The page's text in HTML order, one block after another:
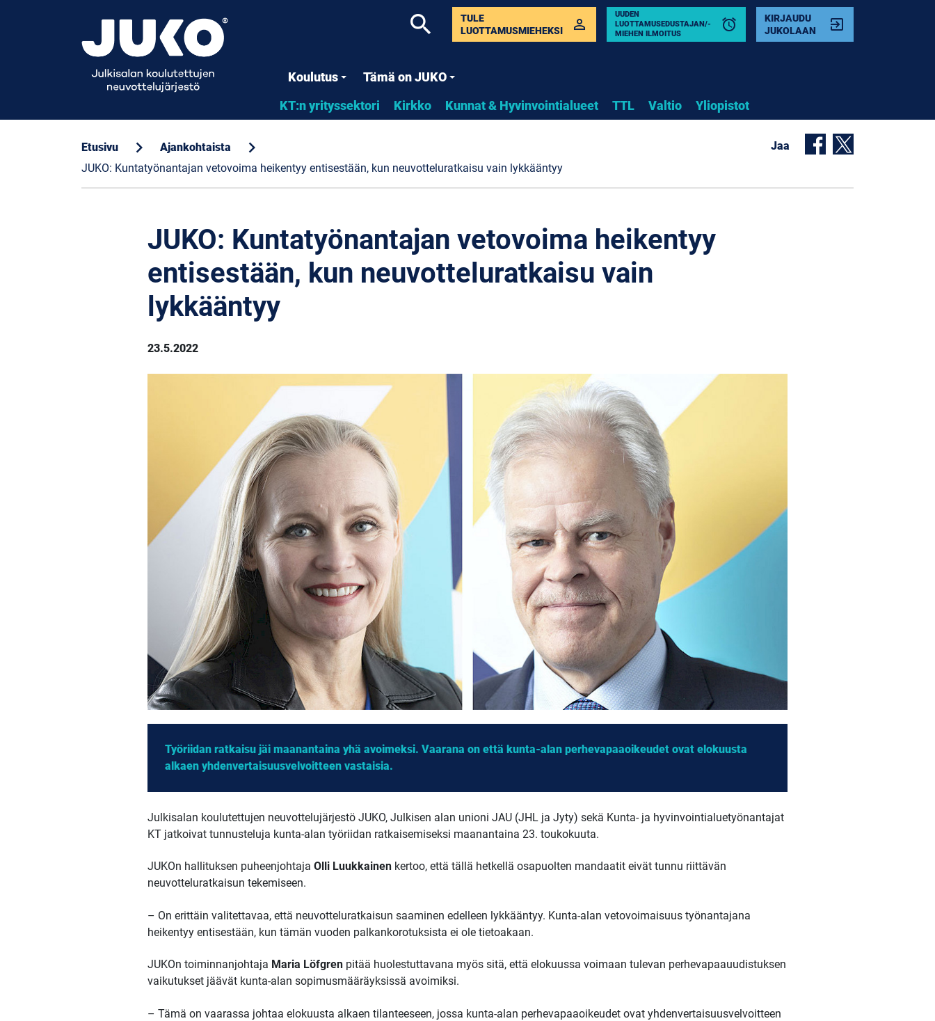
Koulutus
Tämä on JUKO
KT:n yrityssektori
Kirkko Kunnat & Hyvinvointialueet TTL Valtio Yliopistot
TULE
LUOTTAMUSMIEHEKSI
perm_identity
UUDEN
LUOTTAMUSEDUSTAJAN/-
MIEHEN ILMOITUS
alarm
KIRJAUDU
JUKOLAAN
exit_to_app
search
Etusivu chevron_right Ajankohtaista chevron_right
JUKO: Kuntatyönantajan vetovoima heikentyy entisestään, kun neuvotteluratkaisu vain lykkääntyy
Jaa
JUKO: Kuntatyönantajan vetovoima heikentyy
entisestään, kun neuvotteluratkaisu vain
lykkääntyy
23.5.2022
Työriidan ratkaisu jäi maanantaina yhä avoimeksi. Vaarana on että kunta-alan perhevapaaoikeudet ovat elokuusta
alkaen yhdenvertaisuusvelvoitteen vastaisia.
Julkisalan koulutettujen neuvottelujärjestö JUKO, Julkisen alan unioni JAU (JHL ja Jyty) sekä Kunta- ja hyvinvointialuetyönantajat
KT jatkoivat tunnusteluja kunta-alan työriidan ratkaisemiseksi maanantaina 23. toukokuuta.
JUKOn hallituksen puheenjohtaja Olli Luukkainenkertoo, että tällä hetkellä osapuolten mandaatit eivät tunnu riittävän
neuvotteluratkaisun tekemiseen.
– On erittäin valitettavaa, että neuvotteluratkaisun saaminen edelleen lykkääntyy. Kunta-alan vetovoimaisuus työnantajana
heikentyy entisestään, kun tämän vuoden palkankorotuksista ei ole tietoakaan.
JUKOn toiminnanjohtaja Maria Löfgrenpitää huolestuttavana myös sitä, että elokuussa voimaan tulevan perhevapaauudistuksen
vaikutukset jäävät kunta-alan sopimusmääräyksissä avoimiksi.
– Tämä on vaarassa johtaa elokuusta alkaen tilanteeseen, jossa kunta-alan perhevapaaoikeudet ovat yhdenvertaisuusvelvoitteen